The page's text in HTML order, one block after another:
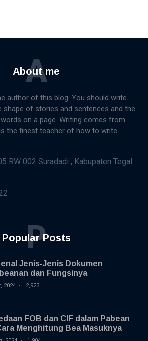
About me
A
author of this blog. You should write
shape of stories and sentences and the
on a page. Writing comes from
the finest teacher of how to write.
RW 002 Suradadi , Kabupaten Tegal
Popular Posts
P
Jenis-Jenis Dokumen
dan Fungsinya
2024 2,923
FOB dan CIF dalam Pabean
Menghitung Bea Masuknya